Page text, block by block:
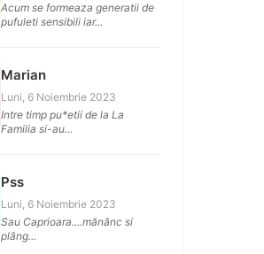
Acum se formeaza generatii de
pufuleti sensibili iar...
Marian
Luni, 6 Noiembrie 2023
Intre timp pu*etii de la La
Familia si-au...
Pss
Luni, 6 Noiembrie 2023
Sau Caprioara....mănânc si
plâng...